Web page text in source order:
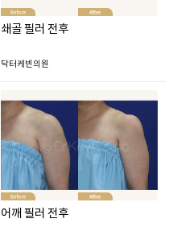
쇄골 필러 전후
닥터케빈의원
어깨 필러 전후